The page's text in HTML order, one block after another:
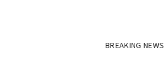
BREAKING NEWS